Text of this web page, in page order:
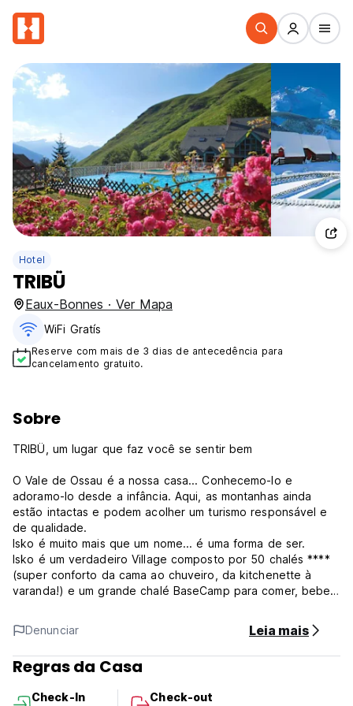
Hotel
TRIBÜ
Eaux-Bonnes · Ver Mapa
WiFi Gratís
Reserve com mais de 3 dias de antecedência para
cancelamento gratuito.
Sobre
TRIBÜ, um lugar que faz você se sentir bem
O Vale de Ossau é a nossa casa... Conhecemo-lo e
adoramo-lo desde a infância. Aqui, as montanhas ainda
estão intactas e podem acolher um turismo responsável e
de qualidade.
Isko é muito mais que um nome... é uma forma de ser.
Isko é um verdadeiro Village composto por 50 chalés ****
(super conforto da cama ao chuveiro, da kitchenette à
varanda!) e um grande chalé BaseCamp para comer, beber,
Os Isko Chalets são ao mesmo tempo “acolhedores e
funcionais”, longe do kitsch alpino, ao mesmo tempo
conectados e inteligentemente desconectados.
necessidades e tipo de estadia: em casal, com amigos, em
Denunciar Leia mais
Regras da Casa
Check-In
Check-out